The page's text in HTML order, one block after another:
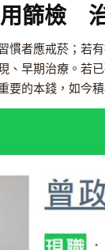
篩檢
慣者應戒菸；若
、早期治療。若
要的本錢，如今